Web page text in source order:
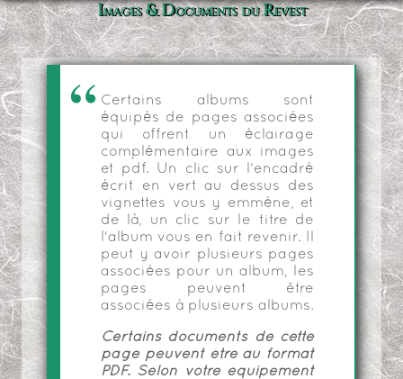
Images & Documents du Revest
Certains albums sont
équipés de pages associées
qui offrent un éclairage
complémentaire aux images
et pdf. Un clic sur l'encadré
écrit en vert au dessus des
vignettes vous y emmène, et
de là, un clic sur le titre de
l'album vous en fait revenir. Il
peut y avoir plusieurs pages
associées pour un album, les
pages peuvent être
associées à plusieurs albums.
Certains documents de cette
page peuvent être au format
PDF. Selon votre équipement